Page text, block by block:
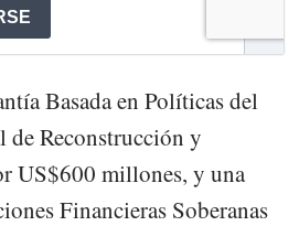
Basada en Políticas del
de Reconstrucción y
US$600 millones, y una
Financieras Soberanas